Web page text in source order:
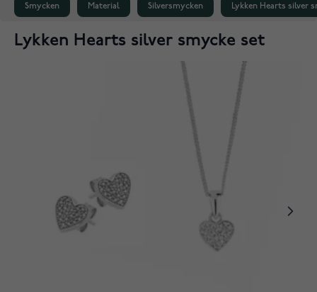
Smycken Material Silversmycken Lykken Hearts silver
Lykken Hearts silver smycke set